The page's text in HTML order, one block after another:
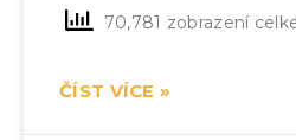
70,781 zobrazení
ČÍST VÍCE »